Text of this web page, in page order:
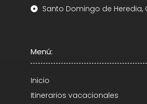
Santo Domingo de Heredia,
Menú:
Inicio
Itinerarios vacacionales